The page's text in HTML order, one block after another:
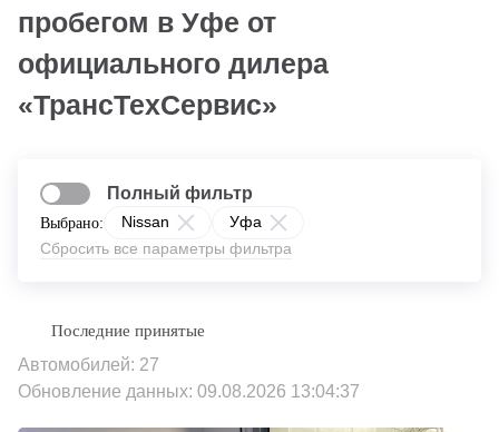
пробегом в Уфе от
официального дилера
«ТрансТехСервис»
Выбрано: Nissan
Уфа
Сбросить все параметры фильтра
Полный фильтр
Автомобилей: 27
Обновление данных: 09.08.2026 13:04:37